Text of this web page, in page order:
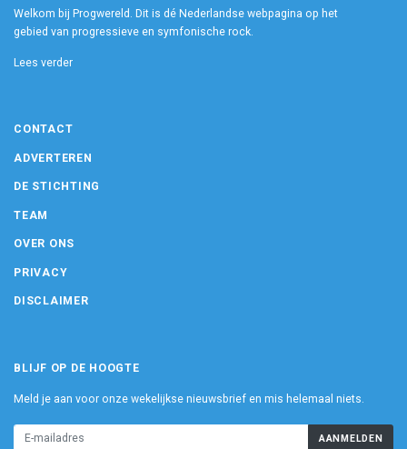
Welkom bij Progwereld. Dit is dé Nederlandse webpagina op het
gebied van progressieve en symfonische rock.
Lees verder
CONTACT
ADVERTEREN
DE STICHTING
TEAM
OVER ONS
PRIVACY
DISCLAIMER
BLIJF OP DE HOOGTE
Meld je aan voor onze wekelijkse nieuwsbrief en mis helemaal niets.
AANMELDEN